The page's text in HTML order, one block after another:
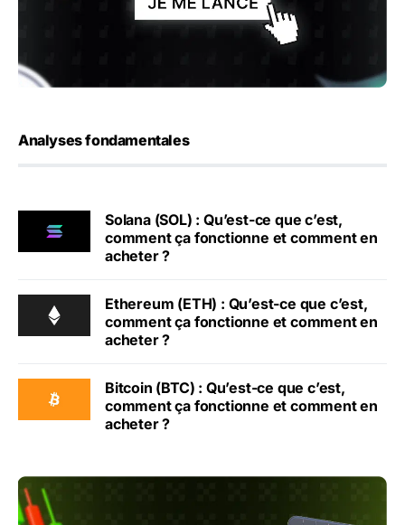
Analyses fondamentales
Solana (SOL) : Qu’est-ce que c’est,
comment ça fonctionne et comment en
acheter ?
Ethereum (ETH) : Qu’est-ce que c’est,
comment ça fonctionne et comment en
acheter ?
Bitcoin (BTC) : Qu’est-ce que c’est,
comment ça fonctionne et comment en
acheter ?